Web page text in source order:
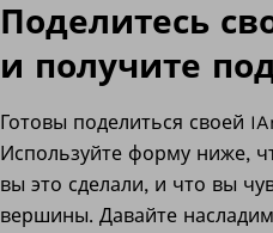
Поделитесь
и получите
Готовы поделиться своей
Используйте форму ниже,
вы это сделали, и что вы
вершины. Давайте